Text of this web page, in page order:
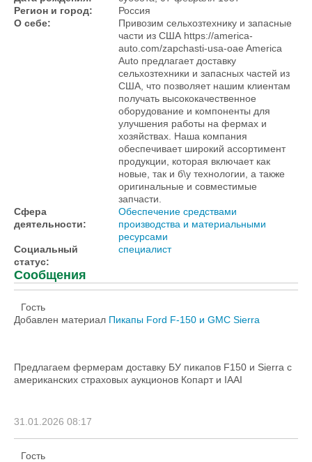
Регион и город:
Россия
О себе:
Привозим сельхозтехнику и запасные
части из США https://america-
auto.com/zapchasti-usa-oae America
Auto предлагает доставку
сельхозтехники и запасных частей из
США, что позволяет нашим клиентам
получать высококачественное
оборудование и компоненты для
улучшения работы на фермах и
хозяйствах. Наша компания
обеспечивает широкий ассортимент
продукции, которая включает как
новые, так и б\у технологии, а также
оригинальные и совместимые
запчасти.
Сфера
деятельности:
Обеспечение средствами
производства и материальными
ресурсами
Социальный
статус:
специалист
Сообщения
Гость
Добавлен материал Пикапы Ford F-150 и GMC Sierra
Предлагаем фермерам доставку БУ пикапов F150 и Sierra с
американских страховых аукционов Копарт и IAAI
31.01.2026 08:17
Гость